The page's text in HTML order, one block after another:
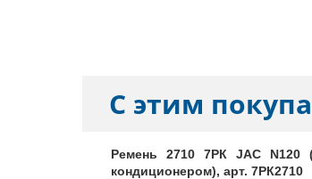
С этим
Ремень 2710 7РК JAC N120
кондиционером), арт. 7РК2710